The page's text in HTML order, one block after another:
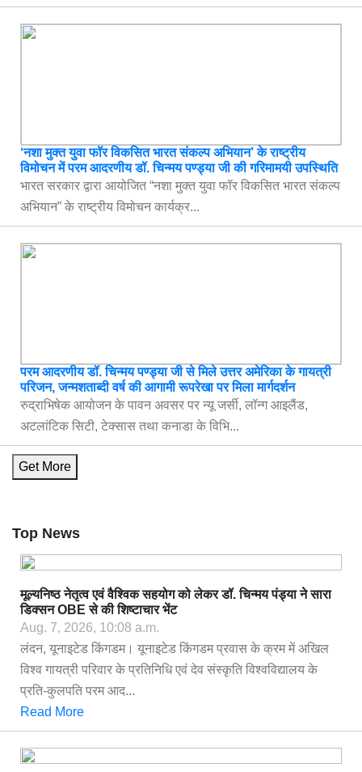
‘नशा मुक्त युवा फॉर विकसित भारत संकल्प अभियान’ के राष्ट्रीय
विमोचन में परम आदरणीय डॉ. चिन्मय पण्ड्या जी की गरिमामयी उपस्थिति
भारत सरकार द्वारा आयोजित “नशा मुक्त युवा फॉर विकसित भारत संकल्प
अभियान” के राष्ट्रीय विमोचन कार्यक्र...
परम आदरणीय डॉ. चिन्मय पण्ड्या जी से मिले उत्तर अमेरिका के गायत्री
परिजन, जन्मशताब्दी वर्ष की आगामी रूपरेखा पर मिला मार्गदर्शन
रुद्राभिषेक आयोजन के पावन अवसर पर न्यू जर्सी, लॉन्ग आइलैंड,
अटलांटिक सिटी, टेक्सास तथा कनाडा के विभि...
Get More
Top News
मूल्यनिष्ठ नेतृत्व एवं वैश्विक सहयोग को लेकर डॉ. चिन्मय पंड्या ने सारा
डिक्सन OBE से की शिष्टाचार भेंट
Aug. 7, 2026, 10:08 a.m.
लंदन, यूनाइटेड किंगडम। यूनाइटेड किंगडम प्रवास के क्रम में अखिल
विश्व गायत्री परिवार के प्रतिनिधि एवं देव संस्कृति विश्वविद्यालय के
प्रति-कुलपति परम आद...
Read More